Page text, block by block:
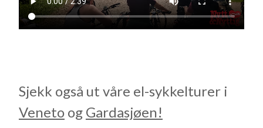
Sjekk også ut våre el-sykkelturer i
Veneto og Gardasjøen!